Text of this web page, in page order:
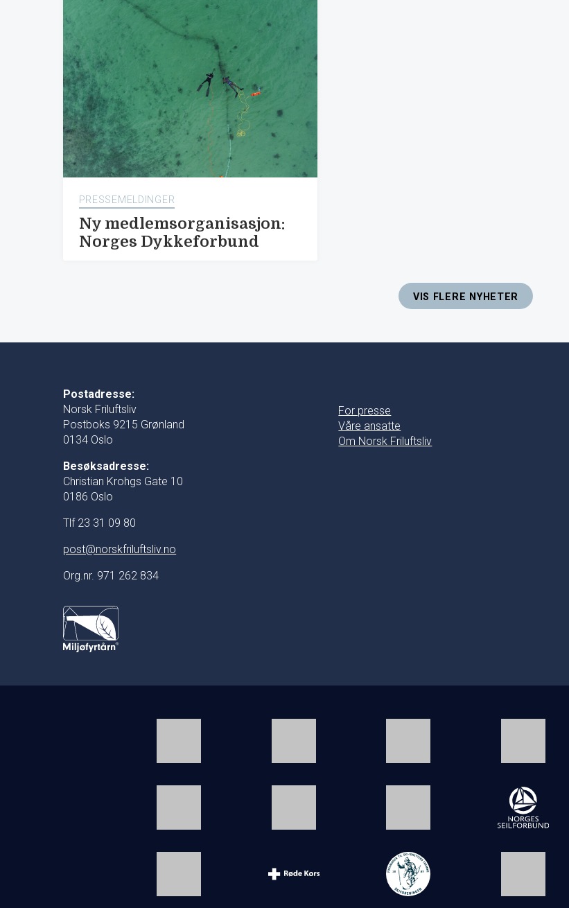
PRESSEMELDINGER
Ny medlemsorganisasjon:
Norges Dykkeforbund
VIS FLERE NYHETER
Postadresse:
Norsk Friluftsliv
Postboks 9215 Grønland
0134 Oslo
Besøksadresse:
Christian Krohgs Gate 10
0186 Oslo
Tlf 23 31 09 80
post@norskfriluftsliv.no
Org.nr. 971 262 834
For presse
Våre ansatte
Om Norsk Friluftsliv